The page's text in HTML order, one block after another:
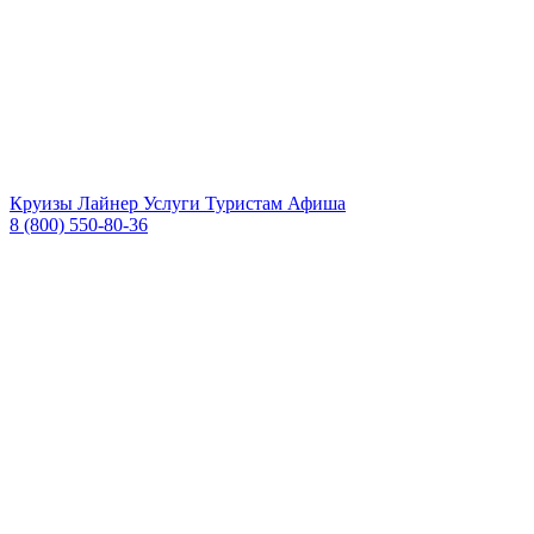
Круизы Лайнер Услуги Туристам Афиша
8 (800) 550-80-36